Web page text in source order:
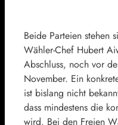
Beide Parteien stehen
Wähler-Chef Hubert
Abschluss, noch vor
November. Ein
ist bislang nicht
dass mindestens die
wird. Bei den Freien